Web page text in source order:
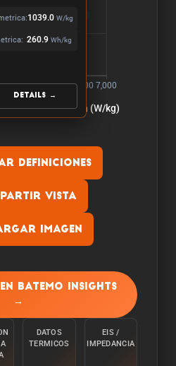
1039.0 W/kg
260.9 Wh/kg
Details →
definiciones
vista
imagen
descargando la celula a
de 25°C desde el
constante C/10 hasta
Batemo Insights
→
DATOS
TERMICOS
EIS /
IMPEDANCIA